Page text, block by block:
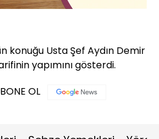
720P
Hızı
konuğu Usta Şef Aydın Demir
yapımını gösterdi.
OL